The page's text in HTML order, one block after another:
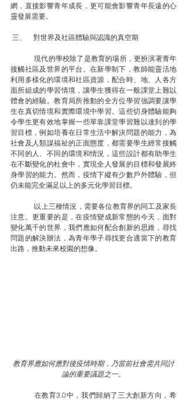
網，直接影響青年成長，更可能會影響青年長遠的心
靈發展需要。
三、    對世界及社區體驗與認識的真空期
	現代的學校除了是教育的場所，更扮演著青年
接觸社區及世界的平台。在新學制下，教師能靈活地
利用多樣化的環境和社區資源，配合時、地、人各方
面所組成的學習情境，讓學生獲得在一般課堂上難以
體會的經驗。教育局所推動的全方位學習強調要讓學
生在真切情境和實際環境中學習。這些切身體驗能夠
令學生更有效地掌握一些單靠課堂學習難以達到的學
習目標，例如培養在日常生活中解決問題的能力，為
社會及人類謀福祉的正面態度，都需要學生經常接觸
不同的人、不同的環境和情況，這些設計都有助學生
在不斷變化的杜會中，實現全人發展的目標和發展終
身學習的能力。然而，疫情下縱有少數戶外體驗，但
仍未能完全滿足以上的多元化學習目標。
注意。更重要的是，在疫情變成新常態的今天，面對
變化萬千的世界，我們應如何配合創新的思維，尋找
問題的解決辦法，為青年學子尋找更合適當下的教育
出路，推動未來校園的想像。
教育界應如何應對後疫情時期，乃當前社會需共同討
論的重要議題之一。